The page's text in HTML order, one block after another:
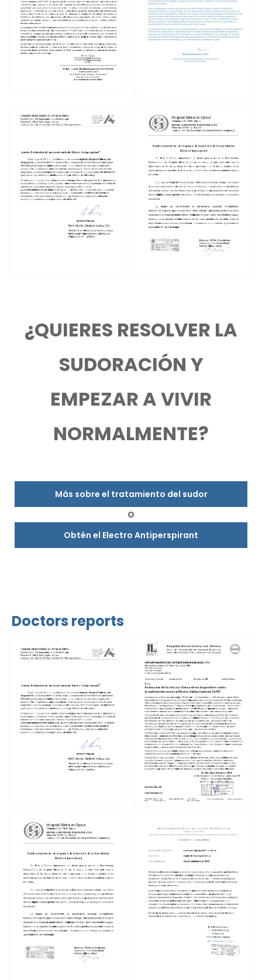
¿QUIERES RESOLVER LA
SUDORACIÓN Y
EMPEZAR A VIVIR
NORMALMENTE?
Más sobre el tratamiento del sudor
O
Obtén el Electro Antiperspirant
Doctors reports